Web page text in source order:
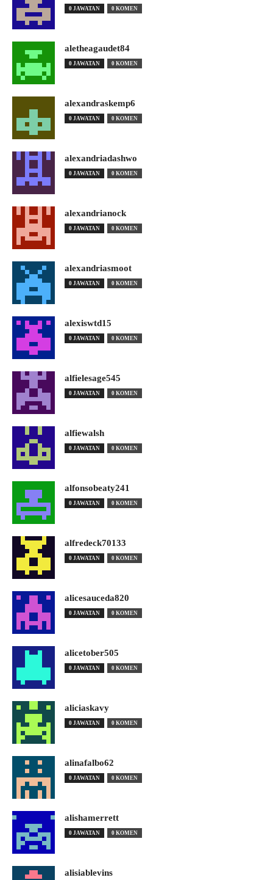
0 JAWATAN 0 KOMEN
aletheagaudet84
0 JAWATAN 0 KOMEN
alexandraskemp6
0 JAWATAN 0 KOMEN
alexandriadashwo
0 JAWATAN 0 KOMEN
alexandrianock
0 JAWATAN 0 KOMEN
alexandriasmoot
0 JAWATAN 0 KOMEN
alexiswtd15
0 JAWATAN 0 KOMEN
alfielesage545
0 JAWATAN 0 KOMEN
alfiewalsh
0 JAWATAN 0 KOMEN
alfonsobeaty241
0 JAWATAN 0 KOMEN
alfredeck70133
0 JAWATAN 0 KOMEN
alicesauceda820
0 JAWATAN 0 KOMEN
alicetober505
0 JAWATAN 0 KOMEN
aliciaskavy
0 JAWATAN 0 KOMEN
alinafalbo62
0 JAWATAN 0 KOMEN
alishamerrett
0 JAWATAN 0 KOMEN
alisiablevins